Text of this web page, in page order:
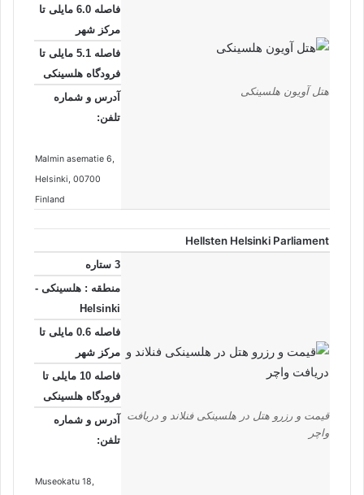
هتل آویون هلسینکی
فاصله 6.0 مایلی تا
مرکز شهر
فاصله 5.1 مایلی تا
فرودگاه هلسینکی
آدرس و شماره
تلفن:
Malmin asematie 6,
Helsinki, 00700
Finland
Hellsten Helsinki Parliament
قیمت و رزرو هتل در هلسینکی فنلاند و دریافت
واچر
3 ستاره
منطقه : هلسینکی -
Helsinki
فاصله 0.6 مایلی تا
مرکز شهر
فاصله 10 مایلی تا
فرودگاه هلسینکی
آدرس و شماره
تلفن:
Museokatu 18